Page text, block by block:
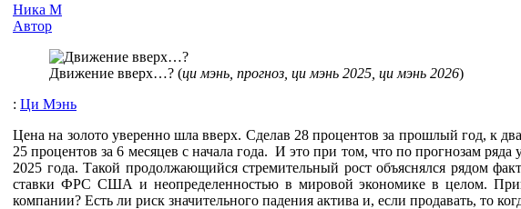
Ника М
Автор
Движение вверх…? (ци мэнь, прогноз, ци мэнь 2025, ци мэнь 2026)
: Ци Мэнь
Цена на золото уверенно шла вверх. Сделав 28 процентов за прошлый год, к
25 процентов за 6 месяцев с начала года. И это при том, что по прогнозам
2025 года. Такой продолжающийся стремительный рост объяснялся рядом
ставки ФРС США и неопределенностью в мировой экономике в целом.
компании? Есть ли риск значительного падения актива и, если продавать, то